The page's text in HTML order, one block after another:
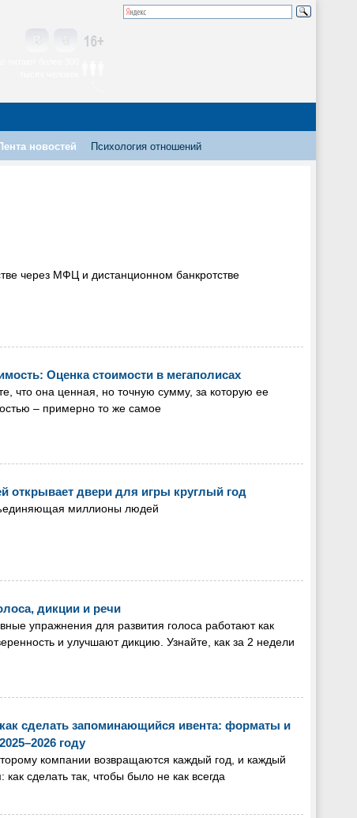
новостей Психология отношений
через МФЦ и дистанционном банкротстве
Оценка стоимости в мегаполисах
что она ценная, но точную сумму, за которую ее
– примерно то же самое
открывает двери для игры круглый год
миллионы людей
дикции и речи
упражнения для развития голоса работают как
и улучшают дикцию. Узнайте, как за 2 недели
сделать запоминающийся ивента: форматы и
году
компании возвращаются каждый год, и каждый
сделать так, чтобы было не как всегда